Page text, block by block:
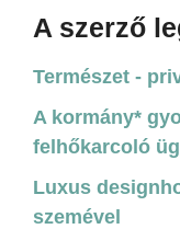
A szerző
Természet -
A kormány*
felhőkarcoló
Luxus
szemével